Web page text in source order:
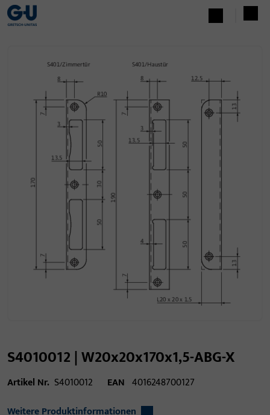
S4010012 | W20x20x170x1,5-ABG-X
Artikel Nr. S4010012 EAN 4016248700127
Weitere Produktinformationen